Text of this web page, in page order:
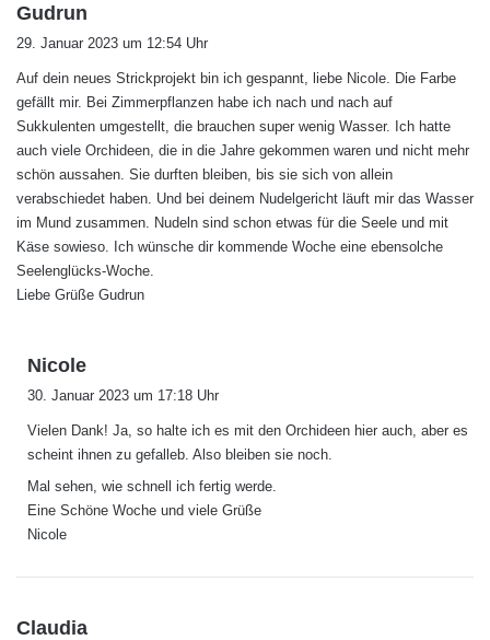
Gudrun
t
:
29. Januar 2023 um 12:54 Uhr
Auf dein neues Strickprojekt bin ich gespannt, liebe Nicole. Die Farbe
gefällt mir. Bei Zimmerpflanzen habe ich nach und nach auf
Sukkulenten umgestellt, die brauchen super wenig Wasser. Ich hatte
auch viele Orchideen, die in die Jahre gekommen waren und nicht mehr
schön aussahen. Sie durften bleiben, bis sie sich von allein
verabschiedet haben. Und bei deinem Nudelgericht läuft mir das Wasser
im Mund zusammen. Nudeln sind schon etwas für die Seele und mit
Käse sowieso. Ich wünsche dir kommende Woche eine ebensolche
Seelenglücks-Woche.
Liebe Grüße Gudrun
Nicole
t
:
30. Januar 2023 um 17:18 Uhr
Vielen Dank! Ja, so halte ich es mit den Orchideen hier auch, aber es
scheint ihnen zu gefalleb. Also bleiben sie noch.
Mal sehen, wie schnell ich fertig werde.
Eine Schöne Woche und viele Grüße
Nicole
Claudia